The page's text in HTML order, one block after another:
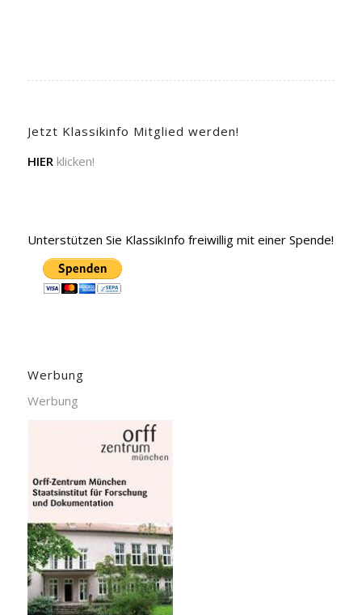
Jetzt Klassikinfo Mitglied werden!
HIER klicken!
Unterstützen Sie KlassikInfo freiwillig mit einer Spende!
Werbung
Werbung